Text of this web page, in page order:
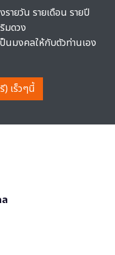
ายวัน รายเดือน รายปี
มดวง
นมงคลให้กับตัวท่านเอง
เร็วๆนี้